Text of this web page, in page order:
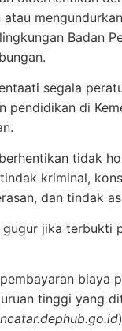
atau
Badan
segala
pendidikan di
tidak
kriminal,
dan tindak
gugur jika terbukti
biaya
tinggi yang
)